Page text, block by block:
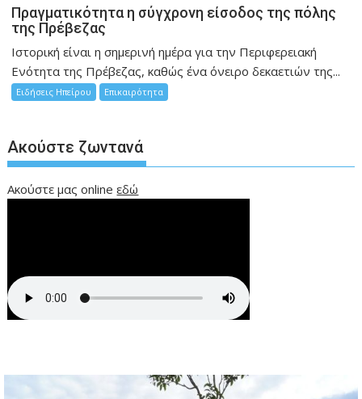
Πραγματικότητα η σύγχρονη είσοδος της πόλης
της Πρέβεζας
Ιστορική είναι η σημερινή ημέρα για την Περιφερειακή
Ενότητα της Πρέβεζας, καθώς ένα όνειρο δεκαετιών της...
Ειδήσεις Ηπείρου Επικαιρότητα
Ακούστε ζωντανά
Ακούστε μας onlineεδώ